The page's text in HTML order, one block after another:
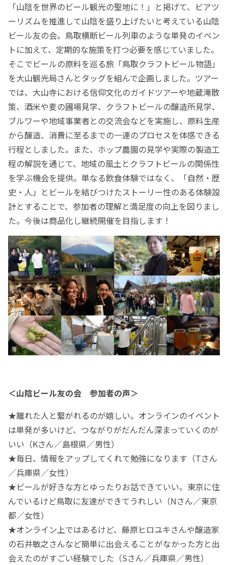
「山陰を世界のビール観光の聖地に！」と掲げて、ビアツ
ーリズムを推進して山陰を盛り上げたいと考えている山陰
ビール友の会。鳥取横断ビール列車のような単発のイベン
トに加えて、定期的な施策を打つ必要を感じていました。
そこでビールの原料を巡る旅「鳥取クラフトビール物語」
を大山観光局さんとタッグを組んで企画しました。ツアー
では、大山寺における信仰文化のガイドツアーや地蔵滝散
策、酒米や麦の圃場見学、クラフトビールの醸造所見学、
ブルワーや地域事業者との交流会などを実施し、原料生産
から醸造、消費に至るまでの一連のプロセスを体感できる
行程としました。また、ホップ農園の見学や実際の製造工
程の解説を通じて、地域の風土とクラフトビールの関係性
を学ぶ機会を提供。単なる飲食体験ではなく、「自然・歴
史・人」とビールを結びつけたストーリー性のある体験設
計とすることで、参加者の理解と満足度の向上を図りまし
た。今後は商品化し継続開催を目指します！
＜山陰ビール友の会 参加者の声＞
★離れた人と繋がれるのが嬉しい。オンラインのイベント
は単発が多いけど、つながりがだんだん深まっていくのが
いい（Kさん／島根県／男性）
★毎日、情報をアップしてくれて勉強になります（Tさん
／兵庫県／女性）
★ビールが好きな方とゆったりお話できていい。東京に住
んでいるけど鳥取に友達ができてうれしい（Nさん／東京
都／女性）
★オンライン上ではあるけど、藤原ヒロユキさんや醸造家
の石井敏之さんなど簡単に出会えることがなかった方と出
会えたのがすごい経験でした（Sさん／兵庫県／男性）